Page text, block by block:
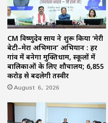
CM विष्णुदेव साय ने शुरू किया ‘मेरी
बेटी–मेरा अभिमान’ अभियान : हर
गांव में बनेगा मुक्तिधाम, स्कूलों में
बालिकाओं के लिए शौचालय; 6,855
करोड़ से बदलेगी तस्वीर
August 6, 2026